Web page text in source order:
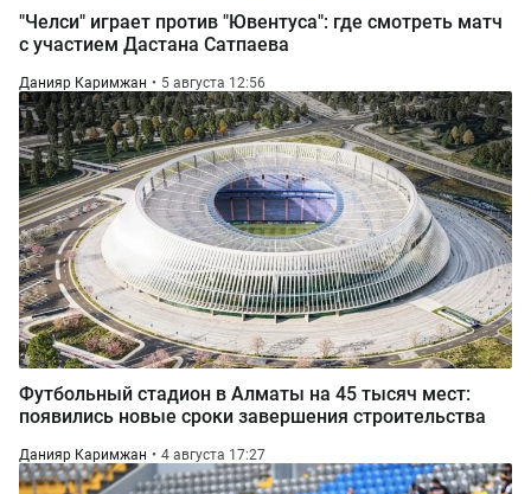
"Челси" играет против "Ювентуса": где смотреть матч
с участием Дастана Сатпаева
Данияр Каримжан 5 августа 12:56
Футбольный стадион в Алматы на 45 тысяч мест:
появились новые сроки завершения строительства
Данияр Каримжан 4 августа 17:27